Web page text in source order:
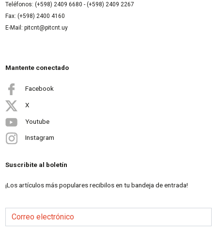
Teléfonos: (+598) 2409 6680 - (+598) 2409 2267
Fax: (+598) 2400 4160
E-Mail: pitcnt@pitcnt.uy
Mantente conectado
Facebook
X
Youtube
Instagram
Suscribite al boletín
¡Los artículos más populares recibilos en tu bandeja de entrada!
Correo electrónico